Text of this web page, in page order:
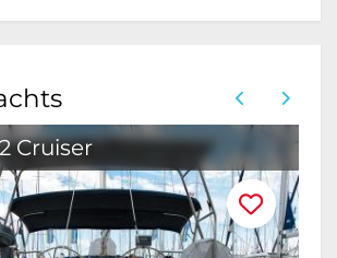
Cruiser